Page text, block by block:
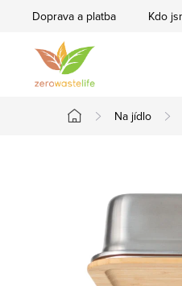
Doprava a platba Kdo
Domů
Na jídlo